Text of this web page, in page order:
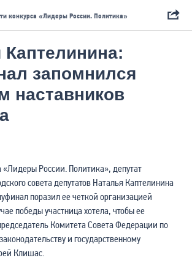
конкурса «Лидеры России. Политика»
Каптелинина:
запомнился
наставников
«Лидеры России. Политика», депутат
совета депутатов Наталья Каптелинина
поразил ее четкой организацией
победы участница хотела, чтобы ее
Комитета Совета Федерации по
и государственному
Клишас.